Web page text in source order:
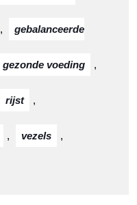
, gebalanceerde
gezonde voeding ,
rijst ,
, vezels ,